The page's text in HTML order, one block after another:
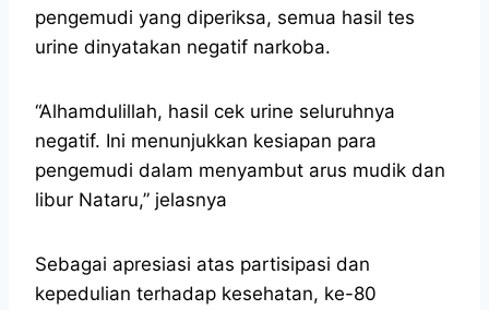
pengemudi yang diperiksa, semua hasil tes
urine dinyatakan negatif narkoba.
“Alhamdulillah, hasil cek urine seluruhnya
negatif. Ini menunjukkan kesiapan para
pengemudi dalam menyambut arus mudik dan
libur Nataru,” jelasnya
Sebagai apresiasi atas partisipasi dan
kepedulian terhadap kesehatan, ke-80